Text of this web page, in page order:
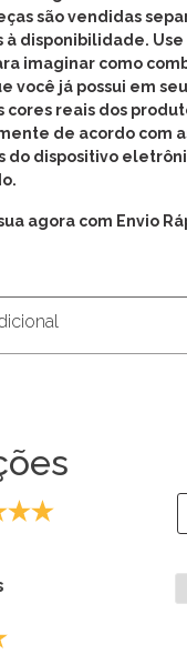
são vendidas
à disponibilidade. Use
imaginar como
você já possui em
cores reais dos
de acordo com
do dispositivo
agora com Envio